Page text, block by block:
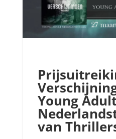
Young
van